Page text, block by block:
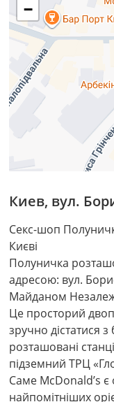
Киев, вул.
Секс-шоп
Києві
Полуничка
адресою: вул.
Майданом
Це просторий
зручно дістатися
розташовані
підземний ТРЦ
Саме McDonald’s є
найпомітніших
−